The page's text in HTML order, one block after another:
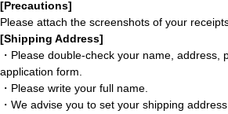
[Precautions]
Please attach the screenshots of your
[Shipping Address]
・Please double-check your name,
application form.
・Please write your full name.
・We advise you to set your shipping